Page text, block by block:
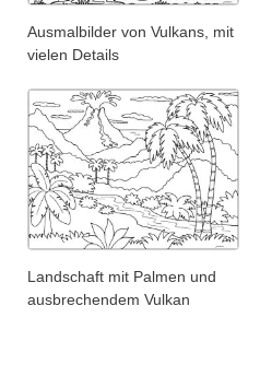
Ausmalbilder von Vulkans, mit
vielen Details
Landschaft mit Palmen und
ausbrechendem Vulkan